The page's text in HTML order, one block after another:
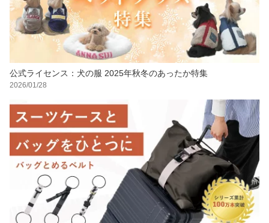
公式ライセンス：犬の服 2025年秋冬のあったか特集
2026/01/28